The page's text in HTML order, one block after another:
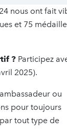
nous ont fait
et 75
? Participez
2025).
ou
pour toujours
tout type de